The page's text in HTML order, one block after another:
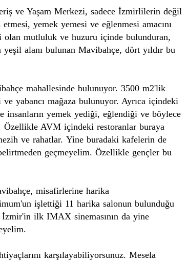
ve Yaşam Merkezi, sadece İzmirlilerin değil
yemek yemesi ve eğlenmesi amacını
mutluluk ve huzuru içinde bulunduran,
alanı bulunan Mavibahçe, dört yıldır bu
mahallesinde bulunuyor. 3500 m2'lik
yabancı mağaza bulunuyor. Ayrıca içindeki
insanların yemek yediği, eğlendiği ve böylece
Özellikle AVM içindeki restoranlar buraya
ve rahatlar. Yine buradaki kafelerin de
geçmeyelim. Özellikle gençler bu
, misafirlerine harika
işlettiği 11 harika salonun bulunduğu
İzmir'in ilk IMAX sinemasının da yine
karşılayabiliyorsunuz. Mesela